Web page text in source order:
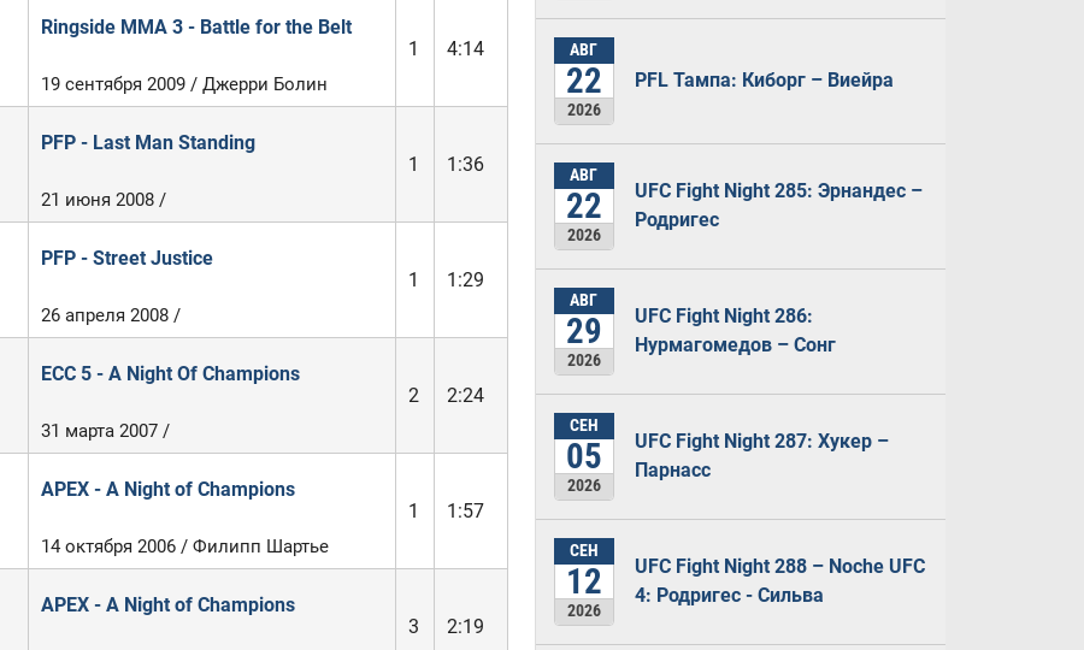
Ringside MMA 3 - Battle for the Belt
1
4:14
19 сентября 2009 / Джерри Болин
PFP - Last Man Standing
1
1:36
21 июня 2008 /
PFP - Street Justice
1
1:29
26 апреля 2008 /
ECC 5 - A Night Of Champions
2
2:24
31 марта 2007 /
APEX - A Night of Champions
1
1:57
14 октября 2006 / Филипп Шартье
APEX - A Night of Champions
3
2:19
АВГ
22
2026
PFL Тампа: Киборг – Виейра
АВГ
22
2026
UFC Fight Night 285: Эрнандес –
Родригес
АВГ
29
2026
UFC Fight Night 286:
Нурмагомедов – Сонг
СЕН
05
2026
UFC Fight Night 287: Хукер –
Парнасс
СЕН
12
2026
UFC Fight Night 288 – Noche UFC
4: Родригес - Сильва